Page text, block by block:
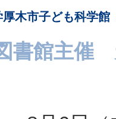
木市子ども科学館
書館主催